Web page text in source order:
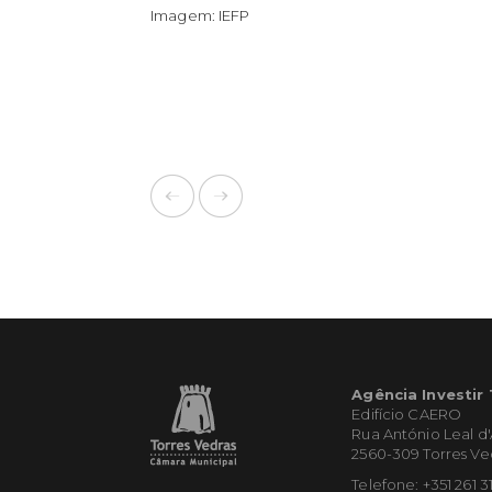
Imagem: IEFP
Agência Investir
Edifício CAERO
Rua António Leal
2560-309 Torres
Telefone: +351 261